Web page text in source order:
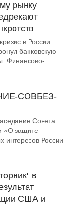
рынку
в России
банковскую
Финансово-
СОВБЕЗ-
Совета
«О защите
интересов России
в
США и